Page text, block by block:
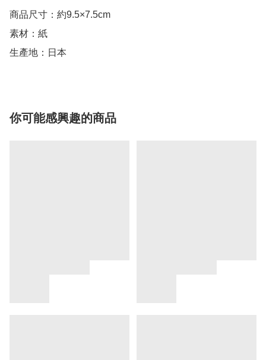
商品尺寸：約9.5×7.5cm
素材：紙
生產地：日本
你可能感興趣的商品